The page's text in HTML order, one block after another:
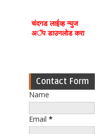
चंदगड लाईव्ह न्युज
अॅप डाउनलोड करा
Contact Form
Name
Email *